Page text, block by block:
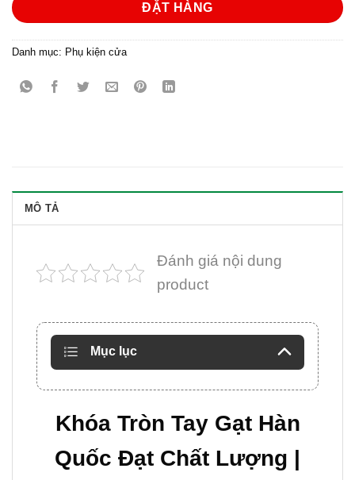
ĐẶT HÀNG
Danh mục: Phụ kiện cửa
MÔ TẢ
Đánh giá nội dung
product
Mục lục
Khóa Tròn Tay Gạt Hàn
Quốc Đạt Chất Lượng |